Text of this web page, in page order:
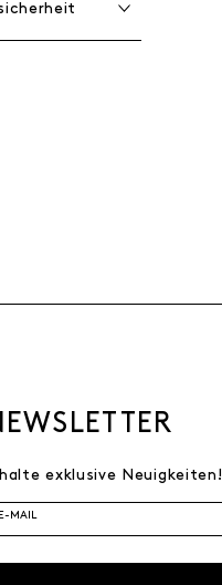
exklusive Neuigkeiten!
E-MAIL